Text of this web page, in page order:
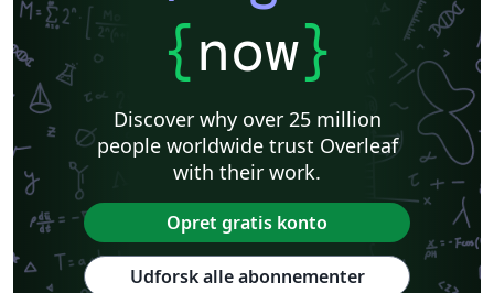
{now}
Discover why over 25 million
people worldwide trust Overleaf
with their work.
Opret gratis konto
Udforsk alle abonnementer